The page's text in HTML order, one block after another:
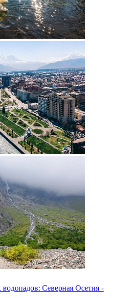
Северная Осетия -